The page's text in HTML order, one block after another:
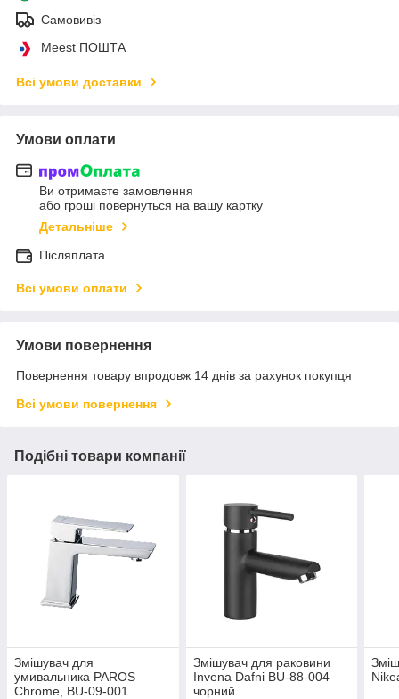
Самовивіз
Meest ПОШТА
Всі умови доставки
Умови оплати
Ви отримаєте замовлення
або гроші повернуться на вашу картку
Детальніше
Післяплата
Всі умови оплати
Умови повернення
Повернення товару впродовж 14 днів за рахунок покупця
Всі умови повернення
Подібні товари компанії
Змішувач для
умивальника PAROS
Chrome, BU-09-001
Змішувач для раковини
Invena Dafni BU-88-004
чорний